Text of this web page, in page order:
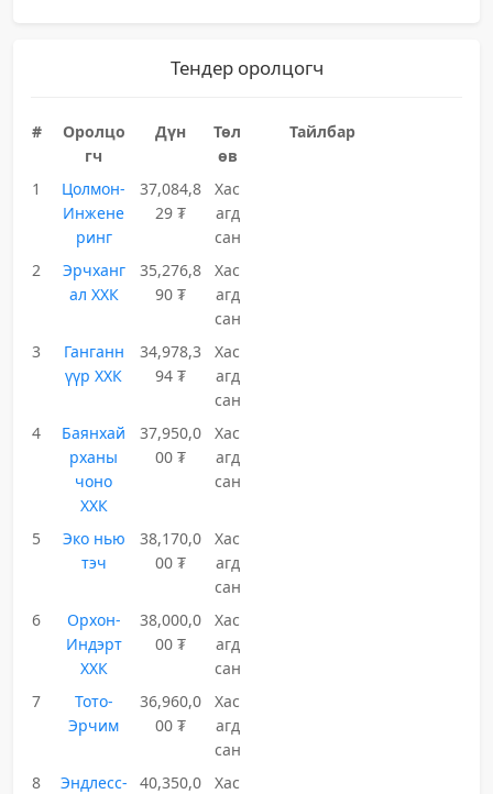
Тендер оролцогч
#
Оролцо
гч
Дүн
Төл
өв
Тайлбар
1
Цолмон-
Инжене
ринг
37,084,8
29 ₮
Хас
агд
сан
2
Эрчханг
ал ХХК
35,276,8
90 ₮
Хас
агд
сан
3
Ганганн
үүр ХХК
34,978,3
94 ₮
Хас
агд
сан
4
Баянхай
рханы
чоно
ХХК
37,950,0
00 ₮
Хас
агд
сан
5
Эко нью
тэч
38,170,0
00 ₮
Хас
агд
сан
6
Орхон-
Индэрт
ХХК
38,000,0
00 ₮
Хас
агд
сан
7
Тото-
Эрчим
36,960,0
00 ₮
Хас
агд
сан
8
Эндлесс-
40,350,0
Хас